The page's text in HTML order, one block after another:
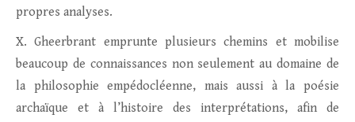
propres analyses.
X. Gheerbrant emprunte plusieurs chemins et mobilise
beaucoup de connaissances non seulement au domaine de
la philosophie empédocléenne, mais aussi à la poésie
archaïque et à l’histoire des interprétations, afin de